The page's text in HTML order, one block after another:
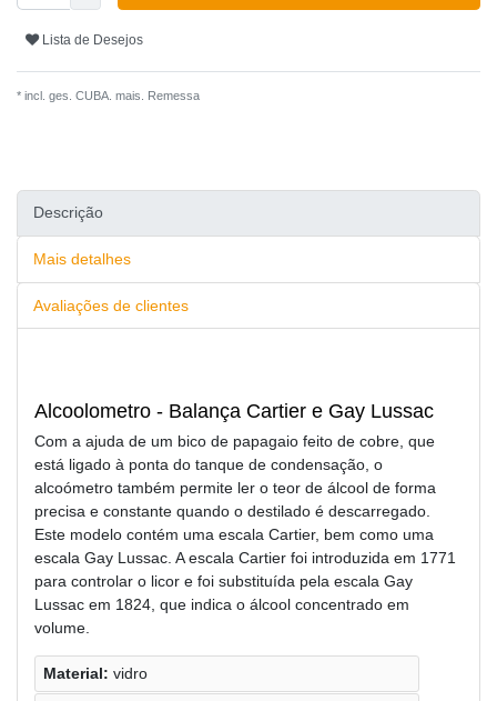
Lista de Desejos
* incl. ges. CUBA. mais. Remessa
Descrição
Mais detalhes
Avaliações de clientes
Alcoolometro - Balança Cartier e Gay Lussac
Com a ajuda de um bico de papagaio feito de cobre, que
está ligado à ponta do tanque de condensação, o
alcoómetro também permite ler o teor de álcool de forma
precisa e constante quando o destilado é descarregado.
Este modelo contém uma escala Cartier, bem como uma
escala Gay Lussac. A escala Cartier foi introduzida em 1771
para controlar o licor e foi substituída pela escala Gay
Lussac em 1824, que indica o álcool concentrado em
volume.
Material: vidro